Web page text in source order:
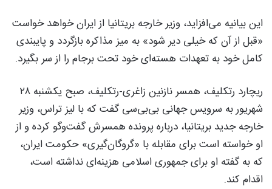
این بیانیه می‌افزاید، وزیر خارجه بریتانیا از ایران خواهد خواست
«قبل از آن که خیلی دیر شود» به میز مذاکره بازگردد و پایبندی
کامل خود به تعهدات هسته‌ای خود تحت برجام را از سر بگیرد.
ریچارد رتکلیف، همسر نازنین زاغری-رتکلیف، صبح یکشنبه ۲۸
شهریور به سرویس جهانی بی‌بی‌سی گفت که با لیز تراس، وزیر
خارجه جدید بریتانیا، درباره پرونده همسرش گفت‌وگو کرده و از
او خواسته است برای مقابله با «گروگان‌گیری» حکومت ایران،
که به گفته او برای جمهوری اسلامی هزینه‌ای نداشته است،
اقدام کند.